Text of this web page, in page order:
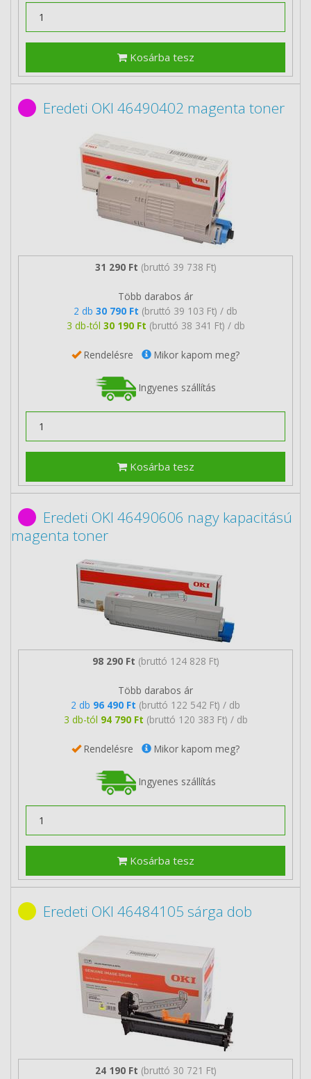
Kosárba tesz
Eredeti OKI 46490402 magenta toner
31 290 Ft (bruttó 39 738 Ft)
Több darabos ár
2 db 30 790 Ft (bruttó 39 103 Ft) / db
3 db-tól 30 190 Ft (bruttó 38 341 Ft) / db
Rendelésre Mikor kapom meg?
Ingyenes szállítás
Kosárba tesz
Eredeti OKI 46490606 nagy kapacitású
magenta toner
98 290 Ft (bruttó 124 828 Ft)
Több darabos ár
2 db 96 490 Ft (bruttó 122 542 Ft) / db
3 db-tól 94 790 Ft (bruttó 120 383 Ft) / db
Rendelésre Mikor kapom meg?
Ingyenes szállítás
Kosárba tesz
Eredeti OKI 46484105 sárga dob
24 190 Ft (bruttó 30 721 Ft)